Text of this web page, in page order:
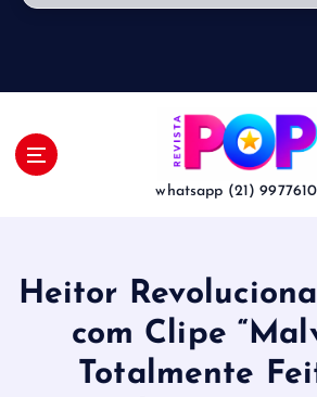
whatsapp (21)
Heitor
com Clipe
Totalmente